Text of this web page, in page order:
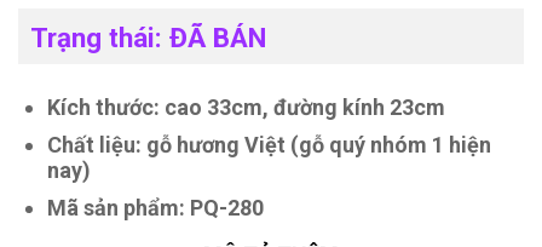
Trạng thái: ĐÃ BÁN
Kích thước: cao 33cm, đường kính 23cm
Chất liệu: gỗ hương Việt (gỗ quý nhóm 1 hiện
nay)
Mã sản phẩm: PQ-280